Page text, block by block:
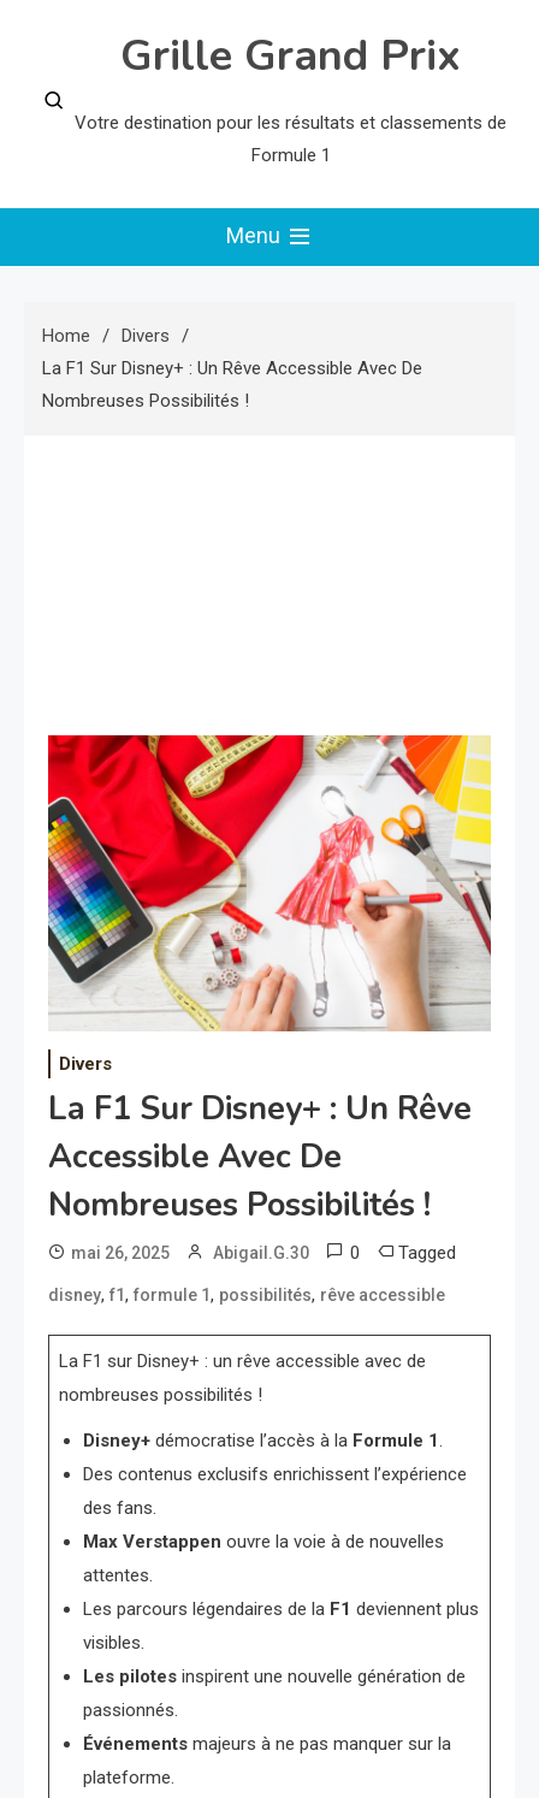
Grille Grand Prix
Votre destination pour les résultats et classements de
Formule 1
Menu
Home
Divers
La F1 Sur Disney+ : Un Rêve Accessible Avec De
Nombreuses Possibilités !
Divers
La F1 Sur Disney+ : Un Rêve
Accessible Avec De
Nombreuses Possibilités !
mai 26, 2025 Abigail.G.30 0 Tagged
disney, f1, formule 1, possibilités, rêve accessible
La F1 sur Disney+ : un rêve accessible avec de
nombreuses possibilités !
Disney+démocratise l’accès à la Formule 1
Des contenus exclusifs enrichissent l’expérience
des fans.
Max Verstappen ouvre la voie à de nouvelles
attentes.
Les parcours légendaires de la F1 deviennent plus
visibles.
Les pilotesinspirent une nouvelle génération de
passionnés.
Événementsmajeurs à ne pas manquer sur la
plateforme.